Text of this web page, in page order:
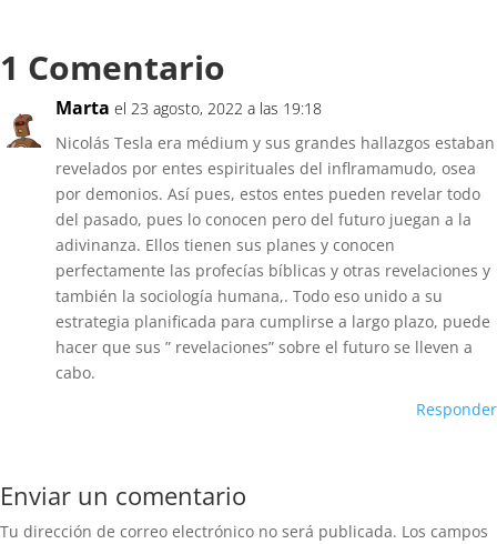
1 Comentario
Marta el 23 agosto, 2022 a las 19:18
Nicolás Tesla era médium y sus grandes hallazgos estaban
revelados por entes espirituales del inflramamudo, osea
por demonios. Así pues, estos entes pueden revelar todo
del pasado, pues lo conocen pero del futuro juegan a la
adivinanza. Ellos tienen sus planes y conocen
perfectamente las profecías bíblicas y otras revelaciones y
también la sociología humana,. Todo eso unido a su
estrategia planificada para cumplirse a largo plazo, puede
hacer que sus ” revelaciones” sobre el futuro se lleven a
cabo.
Responder
Enviar un comentario
Tu dirección de correo electrónico no será publicada. Los campos